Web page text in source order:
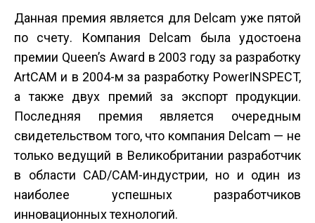
Данная премия является для Delcam уже пятой
по счету. Компания Delcam была удостоена
премии Queen’s Award в 2003 году за разработку
ArtCAM и в 2004-м за разработку PowerINSPECT,
а также двух премий за экспорт продукции.
Последняя премия является очередным
свидетельством того, что компания Delcam — не
только ведущий в Великобритании разработчик
в области CAD/CAM-индустрии, но и один из
наиболее успешных разработчиков
инновационных технологий.